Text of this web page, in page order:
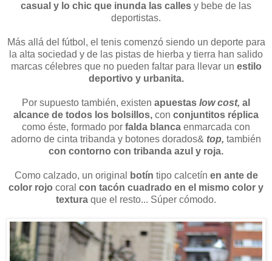
casual y lo chic que inunda las calles y bebe de las
deportistas.
Más allá del fútbol, el tenis comenzó siendo un deporte para
la alta sociedad y de las pistas de hierba y tierra han salido
marcas célebres que no pueden faltar para llevar un estilo
deportivo y urbanita.
Por supuesto también, existen apuestas low cost, al
alcance de todos los bolsillos, con conjuntitos réplica
como éste, formado por falda blanca enmarcada con
adorno de cinta tribanda y botones dorados& top, también
con contorno con tribanda azul y roja.
Como calzado, un original botín tipo calcetín en ante de
color rojo coral con tacón cuadrado en el mismo color y
textura que el resto... Súper cómodo.